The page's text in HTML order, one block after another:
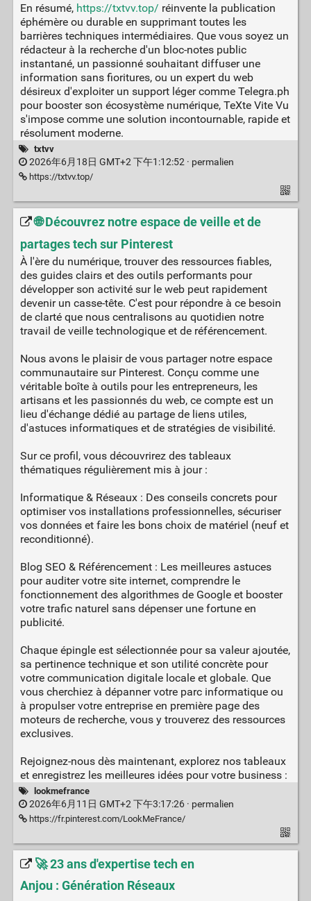
En résumé, https://txtvv.top/ réinvente la publication
éphémère ou durable en supprimant toutes les
barrières techniques intermédiaires. Que vous soyez un
rédacteur à la recherche d'un bloc-notes public
instantané, un passionné souhaitant diffuser une
information sans fioritures, ou un expert du web
désireux d'exploiter un support léger comme Telegra.ph
pour booster son écosystème numérique, TeXte Vite Vu
s'impose comme une solution incontournable, rapide et
résolument moderne.
txtvv
2026年6月18日 GMT+2 下午1:12:52 · permalien
https://txtvv.top/
🌐 Découvrez notre espace de veille et de
partages tech sur Pinterest
À l'ère du numérique, trouver des ressources fiables,
des guides clairs et des outils performants pour
développer son activité sur le web peut rapidement
devenir un casse-tête. C'est pour répondre à ce besoin
de clarté que nous centralisons au quotidien notre
travail de veille technologique et de référencement.
Nous avons le plaisir de vous partager notre espace
communautaire sur Pinterest. Conçu comme une
véritable boîte à outils pour les entrepreneurs, les
artisans et les passionnés du web, ce compte est un
lieu d'échange dédié au partage de liens utiles,
d'astuces informatiques et de stratégies de visibilité.
Sur ce profil, vous découvrirez des tableaux
thématiques régulièrement mis à jour :
Informatique & Réseaux : Des conseils concrets pour
optimiser vos installations professionnelles, sécuriser
vos données et faire les bons choix de matériel (neuf et
reconditionné).
Blog SEO & Référencement : Les meilleures astuces
pour auditer votre site internet, comprendre le
fonctionnement des algorithmes de Google et booster
votre trafic naturel sans dépenser une fortune en
publicité.
Chaque épingle est sélectionnée pour sa valeur ajoutée,
sa pertinence technique et son utilité concrète pour
votre communication digitale locale et globale. Que
vous cherchiez à dépanner votre parc informatique ou
à propulser votre entreprise en première page des
moteurs de recherche, vous y trouverez des ressources
exclusives.
Rejoignez-nous dès maintenant, explorez nos tableaux
et enregistrez les meilleures idées pour votre business :
lookmefrance
2026年6月11日 GMT+2 下午3:17:26 · permalien
https://fr.pinterest.com/LookMeFrance/
🚀 23 ans d'expertise tech en
Anjou : Génération Réseaux